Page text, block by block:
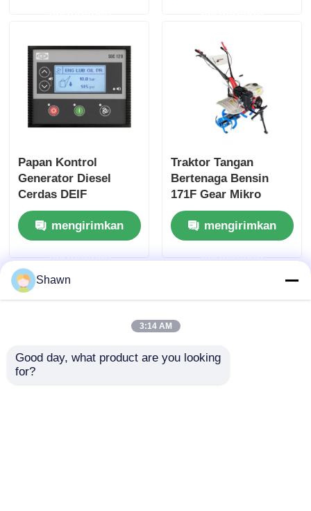
Papan Kontrol
Generator Diesel
Cerdas DEIF
Controller SGC120
mengirimkan
permintaan
Traktor Tangan
Bertenaga Bensin
171F Gear Mikro
Rotary Hand Walking
Tractormengirimkan
permintaan
Shawn
3:14 AM
Good day, what product are you looking
for?